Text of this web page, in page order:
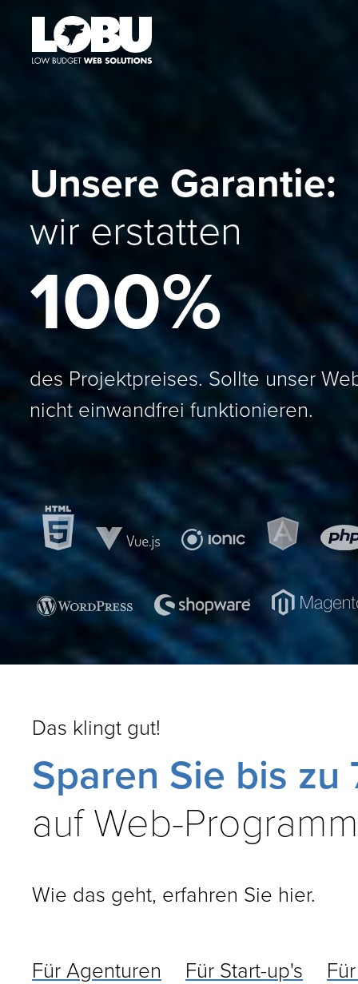
Garantie:
Sollte unser Web-Projekt
funktionieren.
Das klingt gut!
Sparen Sie bis zu
auf Web-
Wie das geht, erfahren Sie hier.
Für Agenturen Für Start-up's